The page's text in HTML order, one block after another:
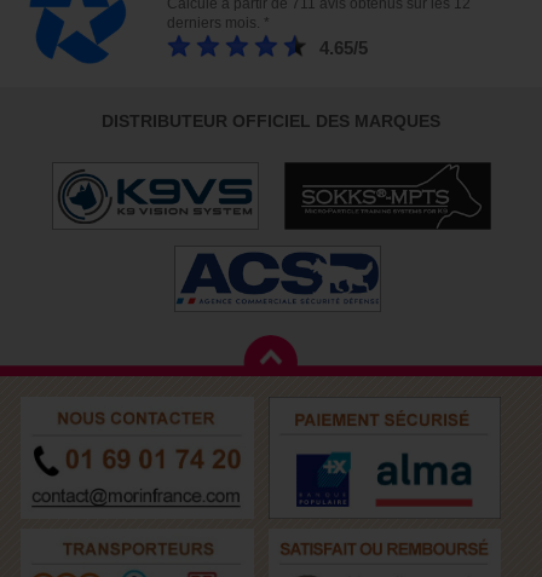
Calculé à partir de 711 avis obtenus sur les 12
derniers mois. *
4.65/5
DISTRIBUTEUR OFFICIEL DES MARQUES